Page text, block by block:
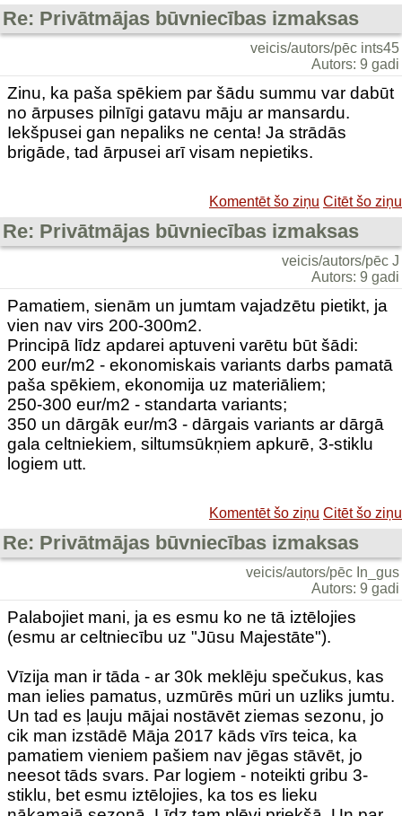
Re: Privātmājas būvniecības izmaksas
veicis/autors/pēc ints45
Autors: 9 gadi
Zinu, ka paša spēkiem par šādu summu var dabūt
no ārpuses pilnīgi gatavu māju ar mansardu.
Iekšpusei gan nepaliks ne centa! Ja strādās
brigāde, tad ārpusei arī visam nepietiks.
Komentēt šo ziņu Citēt šo ziņu
Re: Privātmājas būvniecības izmaksas
veicis/autors/pēc J
Autors: 9 gadi
Pamatiem, sienām un jumtam vajadzētu pietikt, ja
vien nav virs 200-300m2.
Principā līdz apdarei aptuveni varētu būt šādi:
200 eur/m2 - ekonomiskais variants darbs pamatā
paša spēkiem, ekonomija uz materiāliem;
250-300 eur/m2 - standarta variants;
350 un dārgāk eur/m3 - dārgais variants ar dārgā
gala celtniekiem, siltumsūkņiem apkurē, 3-stiklu
logiem utt.
Komentēt šo ziņu Citēt šo ziņu
Re: Privātmājas būvniecības izmaksas
veicis/autors/pēc In_gus
Autors: 9 gadi
Palabojiet mani, ja es esmu ko ne tā iztēlojies
(esmu ar celtniecību uz "Jūsu Majestāte").
Vīzija man ir tāda - ar 30k meklēju spečukus, kas
man ielies pamatus, uzmūrēs mūri un uzliks jumtu.
Un tad es ļauju mājai nostāvēt ziemas sezonu, jo
cik man izstādē Māja 2017 kāds vīrs teica, ka
pamatiem vieniem pašiem nav jēgas stāvēt, jo
neesot tāds svars. Par logiem - noteikti gribu 3-
stiklu, bet esmu iztēlojies, ka tos es lieku